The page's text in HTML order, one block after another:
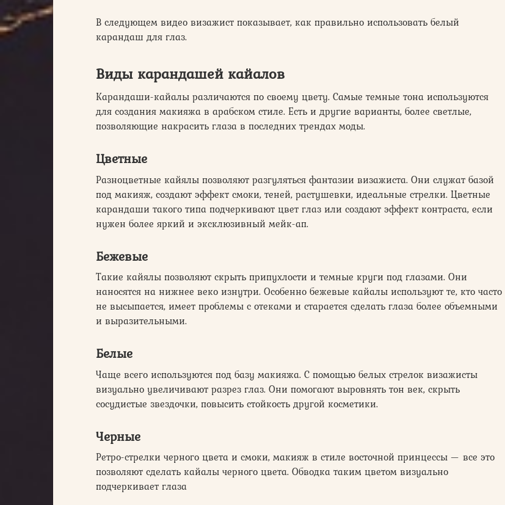
В следующем видео визажист показывает, как правильно использовать белый
карандаш для глаз.
Виды карандашей кайалов
Карандаши-кайалы различаются по своему цвету. Самые темные тона используются
для создания макияжа в арабском стиле. Есть и другие варианты, более светлые,
позволяющие накрасить глаза в последних трендах моды.
Цветные
Разноцветные кайялы позволяют разгуляться фантазии визажиста. Они служат базой
под макияж, создают эффект смоки, теней, растушевки, идеальные стрелки. Цветные
карандаши такого типа подчеркивают цвет глаз или создают эффект контраста, если
нужен более яркий и эксклюзивный мейк-ап.
Бежевые
Такие кайялы позволяют скрыть припухлости и темные круги под глазами. Они
наносятся на нижнее веко изнутри. Особенно бежевые кайалы используют те, кто часто
не высыпается, имеет проблемы с отеками и старается сделать глаза более объемными
и выразительными.
Белые
Чаще всего используются под базу макияжа. С помощью белых стрелок визажисты
визуально увеличивают разрез глаз. Они помогают выровнять тон век, скрыть
сосудистые звездочки, повысить стойкость другой косметики.
Черные
Ретро-стрелки черного цвета и смоки, макияж в стиле восточной принцессы — все это
позволяют сделать кайалы черного цвета. Обводка таким цветом визуально
подчеркивает глаза